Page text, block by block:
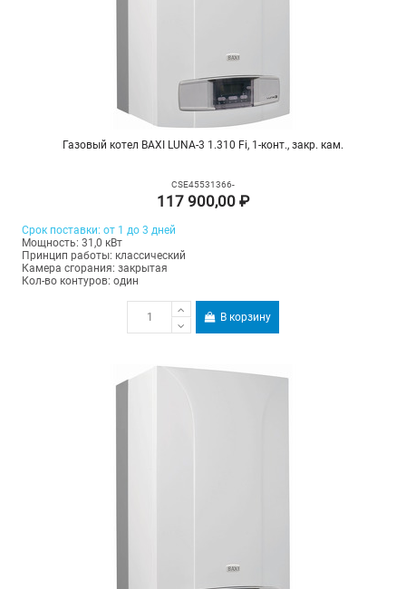
Газовый котел BAXI LUNA-3 1.310 Fi, 1-конт., закр. кам.
CSE45531366-
117 900,00 ₽
Срок поставки: от 1 до 3 дней
Мощность: 31,0 кВт
Принцип работы: классический
Камера сгорания: закрытая
Кол-во контуров: один
В корзину